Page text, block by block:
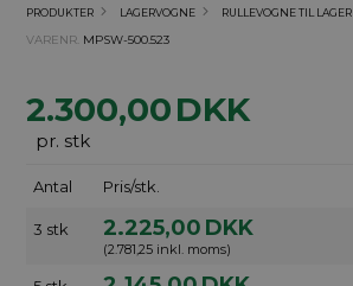
PRODUKTER LAGERVOGNE RULLEVOGNE TIL LAGER
VARENR. MPSW-500.523
2.300,00DKK
pr. stk
Antal Pris/stk.
3 stk 2.225,00 DKK
(2.781,25 inkl. moms)